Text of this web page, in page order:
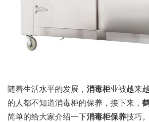
随着生活水平的发展， 消毒柜业被越来
的人都不知道消毒柜的保养，接下来，
简单的给大家介绍一下消毒柜保养技巧。